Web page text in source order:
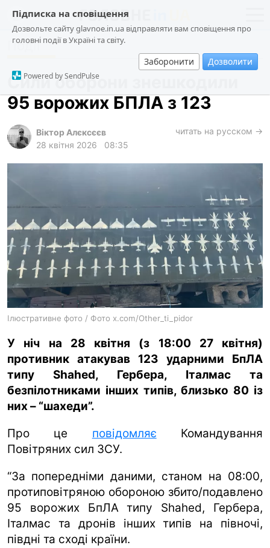
Підписка на сповіщення
Дозвольте сайту glavnoe.in.ua відправляти вам сповіщення про
головні події в Україні та світу.
Заборонити Дозволити
Powered by SendPulse
новини
про проєкт
суспільство
події
кримінал
лонгріди
харків
архів
gambling
ua ru en
Події
Сили оборони знешкодили
95 ворожих БПЛА з 123
Віктор Алєксєєв
28 квітня 2026
08:35
читать на русском →
Ілюстративне фото / Фото x.com/Other_ti_pidor
У ніч на 28 квітня (з 18:00 27 квітня)
противник атакував 123 ударними БпЛА
типу Shahed, Гербера, Італмас та
безпілотниками інших типів, близько 80 із
них – “шахеди”.
Про це повідомляє Командування
Повітряних сил ЗСУ.
“За попередніми даними, станом на 08:00,
протиповітряною обороною збито/подавлено
95 ворожих БпЛА типу Shahed, Гербера,
Італмас та дронів інших типів на півночі,
півдні та сході країни.